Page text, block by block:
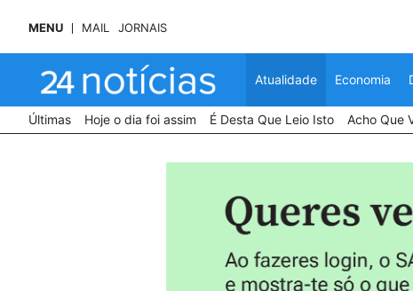
MENU MAIL JORNAIS
Atualidade Economia
Últimas Hoje o dia foi assim É Desta Que Leio Isto Acho Que